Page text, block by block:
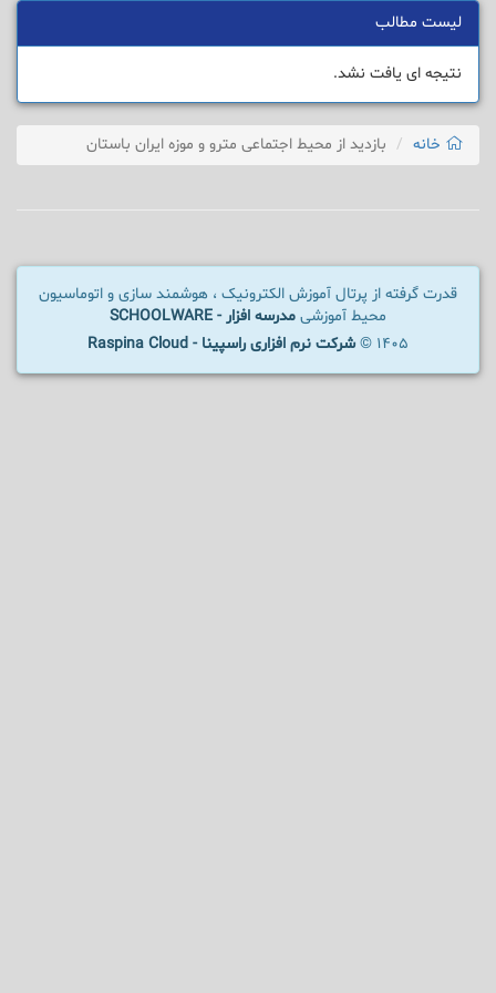
لیست مطالب
نتیجه ای یافت نشد.
خانه بازدید از محیط اجتماعی مترو و موزه ایران باستان
قدرت گرفته از پرتال آموزش الکترونیک ، هوشمند سازی و اتوماسیون
محیط آموزشی مدرسه افزار - SCHOOLWARE
1405 ©
شرکت نرم افزاری راسپینا - Raspina Cloud